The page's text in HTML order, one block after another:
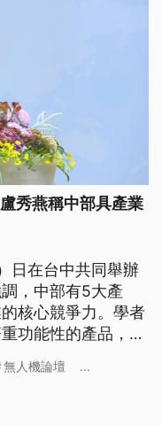
秀燕稱中部具產業
日在台中共同舉辦
，中部有5大產
核心競爭力。學者
功能性的產品，才
無人機論壇 ...